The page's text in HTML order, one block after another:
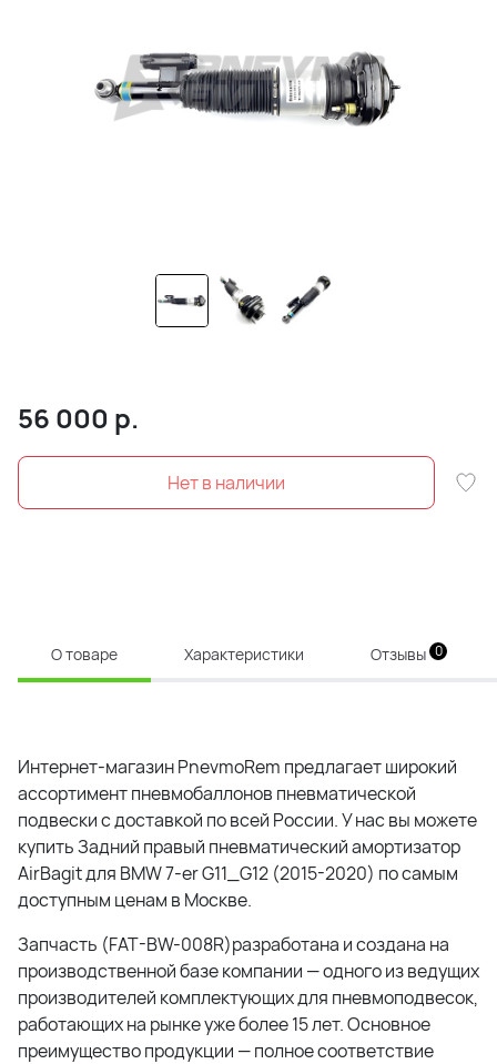
56 000 р.
О товаре Характеристики Отзывы 0
Интернет-магазин PnevmoRem предлагает широкий
ассортимент пневмобаллонов пневматической
подвески с доставкой по всей России. У нас вы можете
купить Задний правый пневматический амортизатор
AirBagit для BMW 7-er G11_G12 (2015-2020) по самым
доступным ценам в Москве.
Запчасть (FAT-BW-008R)разработана и создана на
производственной базе компании — одного из ведущих
производителей комплектующих для пневмоподвесок,
работающих на рынке уже более 15 лет. Основное
преимущество продукции — полное соответствие